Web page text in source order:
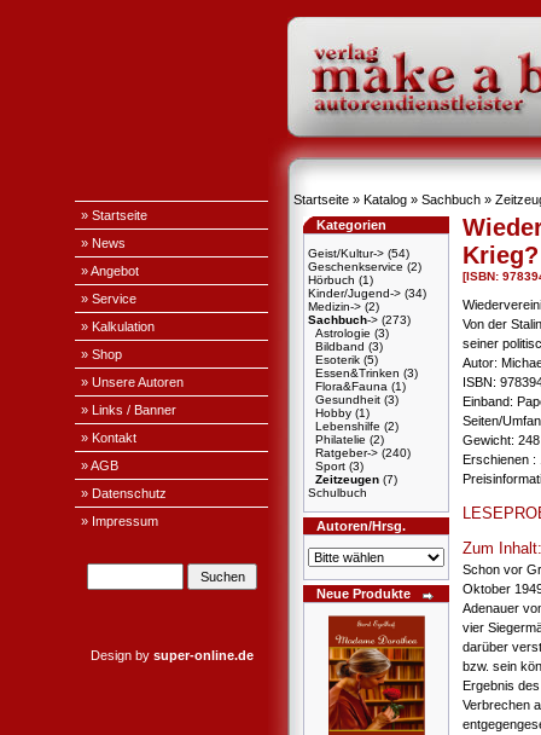
» Startseite
» News
» Angebot
» Service
» Kalkulation
» Shop
» Unsere Autoren
» Links / Banner
» Kontakt
» AGB
» Datenschutz
» Impressum
Design by super-online.de
Startseite » Katalog » Sachbuch »
Kategorien
Geist/Kultur-> (54)
Geschenkservice (2)
Hörbuch (1)
Kinder/Jugend-> (34)
Medizin-> (2)
Sachbuch-> (273)
Astrologie (3)
Bildband (3)
Esoterik (5)
Essen&Trinken (3)
Flora&Fauna (1)
Gesundheit (3)
Hobby (1)
Lebenshilfe (2)
Philatelie (2)
Ratgeber-> (240)
Sport (3)
Zeitzeugen (7)
Schulbuch
Autoren/Hrsg.
Neue Produkte
Krieg?
[ISBN:
Von der
seiner
Autor:
ISBN:
Einband:
Seiten/
Gewicht:
Erschienen :
Zum Inhalt:
Schon vor
Oktober
Adenauer
vier
darüber
bzw. sein
Ergebnis
Verbrechen